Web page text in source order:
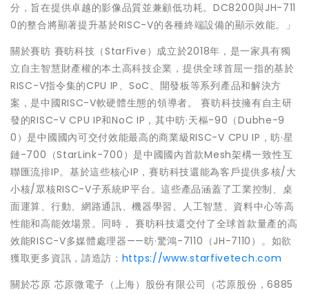
分，旨在提供卓越的影像品質並兼顧低功耗。DC8200與JH-711
0的整合將顯著提升基於RISC-V的各種終端設備的顯示效能。」
關於賽昉 賽昉科技（StarFive）成立於2018年，是一家具有獨
立自主智慧財產權的本土高科技企業，提供全球首屈一指的基於
RISC-V指令集的CPU IP、SoC、開發板等系列產品和解決方
案，是中國RISC-V軟硬體生態的領導者。 賽昉科技擁有自主研
發的RISC-V CPU IP和NoC IP，其中昉·天樞-90（Dubhe-9
0）是中國國內可交付效能最高的商業級RISC-V CPU IP，昉·星
鏈-700（StarLink-700）是中國國內首款Mesh架構一致性互
聯匯流排IP。基於這些核心IP，賽昉科技還能為客戶提供多核/大
小核/眾核RISC-V子系統IP平台。這些產品涵蓋了工業控制、桌
面運算、行動、網路通訊、機器學習、人工智慧、資料中心等高
性能和高能效場景。同時， 賽昉科技還交付了全球首款量產的高
效能RISC-V多媒體處理器——昉·驚鴻-7110（JH-7110）。如欲
獲取更多資訊，請造訪： https://www.starfivetech.com
關於芯原 芯原微電子（上海）股份有限公司（芯原股份，6885